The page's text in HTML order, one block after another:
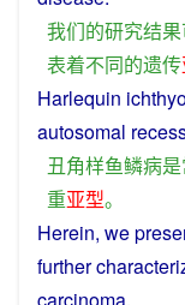
我们的研究结果
表着不同的遗传
Harlequin
autosomal
丑角样鱼鳞病是
重亚型。
Herein, we
further